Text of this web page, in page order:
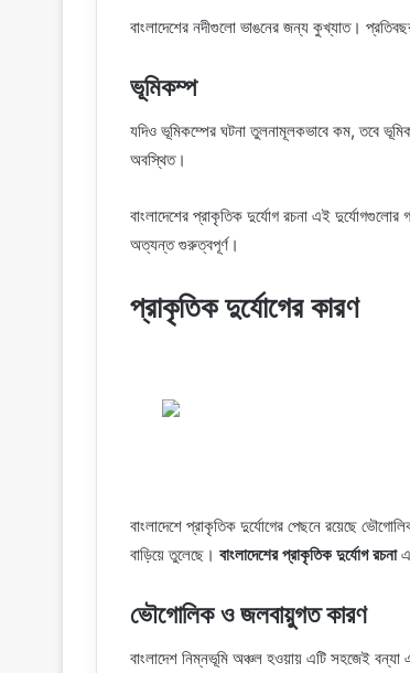
বাংলাদেশের নদীগুলো ভাঙনের জন্য কুখ্যাত।
ভূমিকম্প
যদিও ভূমিকম্পের ঘটনা তুলনামূলকভাবে কম, তবে
অবস্থিত।
বাংলাদেশের প্রাকৃতিক দুর্যোগ রচনা এই
অত্যন্ত গুরুত্বপূর্ণ।
প্রাকৃতিক দুর্যোগের কারণ
বাংলাদেশে প্রাকৃতিক দুর্যোগের পেছনে রয়েছে
বাড়িয়ে তুলেছে। বাংলাদেশের প্রাকৃতিক দুর্যোগ রচনা
ভৌগোলিক ও জলবায়ুগত কারণ
বাংলাদেশ নিম্নভূমি অঞ্চল হওয়ায় এটি সহজেই বন্যা